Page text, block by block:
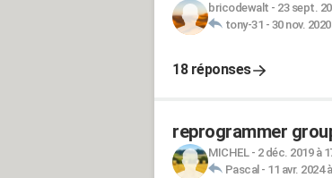
bricodewalt - 23 sept.
tony-31 - 30 nov.
18 réponses
reprogrammer
MICHEL- 2 déc. 2019 à
Pascal - 11 avr. 2024